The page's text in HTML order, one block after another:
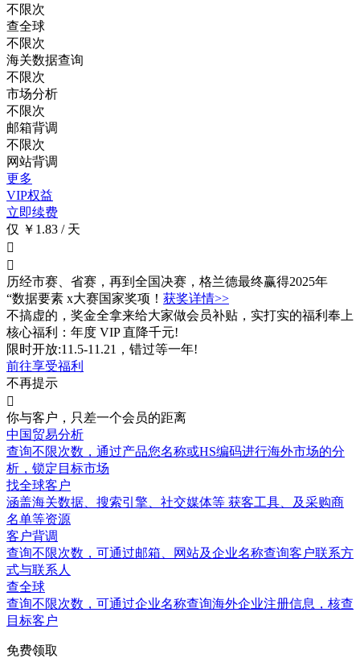
不限次
查全球
不限次
海关数据查询
不限次
市场分析
不限次
邮箱背调
不限次
网站背调
更多
VIP权益
立即续费
仅 ￥1.83 / 天


历经市赛、省赛，再到全国决赛，格兰德最终赢得2025年
“数据要素 x大赛国家奖项！ 获奖详情>>
不搞虚的，奖金全拿来给大家做会员补贴，实打实的福利奉上
核心福利：年度 VIP 直降千元!
限时开放:11.5-11.21，错过等一年!
前往享受福利
不再提示

你与客户，只差一个会员的距离
中国贸易分析
查询不限次数 ，通过产品您名称或HS编码进行海外市场的分
析，锁定目标市场
找全球客户
涵盖海关数据 、搜索引擎、社交媒体等 获客工具、及采购商
名单等资源
客户背调
查询不限次数 ，可通过邮箱、网站及企业名称查询客户联系方
式与联系人
查全球
查询不限次数 ，可通过企业名称查询海外企业注册信息，核查
目标客户
免费领取